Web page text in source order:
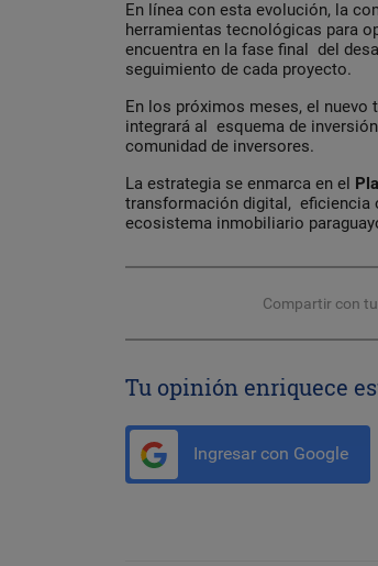
En línea con esta evolución, la
herramientas tecnológicas para
encuentra en la fase final del
seguimiento de cada proyecto.
En los próximos meses, el
integrará al esquema de
comunidad de inversores.
La estrategia se enmarca en el
transformación digital, eficiencia
ecosistema inmobiliario
Compartir con
Tu opinión enriquece
Ingresar con Google